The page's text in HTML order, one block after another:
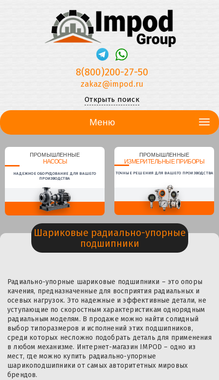
8(800)200-27-50
zakaz@impod.ru
Открыть поиск
Меню
ПРОМЫШЛЕННЫЕ
НАСОСЫ
НАДЕЖНОЕ ОБОРУДОВАНИЕ ДЛЯ ВАШЕГО
ПРОИЗВОДСТВА
ПРОМЫШЛЕННЫЕ
ИЗМЕРИТЕЛЬНЫЕ ПРИБОРЫ
ТОЧНЫЕ РЕШЕНИЯ ДЛЯ ВАШЕГО ПРОИЗВОДСТВА
Шариковые радиально-упорные
подшипники
Радиально-упорные шариковые подшипники – это опоры
качения, предназначенные для восприятия радиальных и
осевых нагрузок. Это надежные и эффективные детали, не
уступающие по скоростным характеристикам однорядным
радиальным моделям. В продаже можно найти солидный
выбор типоразмеров и исполнений этих подшипников,
среди которых несложно подобрать деталь для применения
в любом механизме. Интернет-магазин IMPOD – одно из
мест, где можно купить радиально-упорные
шарикоподшипники от самых авторитетных мировых
брендов.